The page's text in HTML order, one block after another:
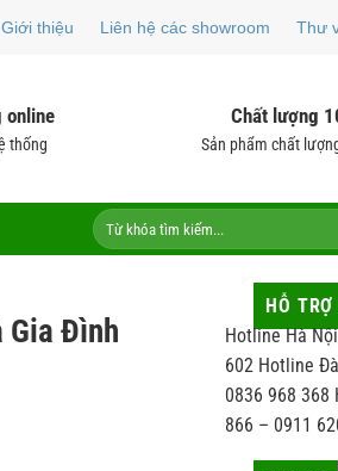
Giới thiệu Liên hệ các showroom Thư
online
thống
Chất lượng
Sản phẩm chất
Tìm
kiếm:
Gia Đình
HỖ
Hotline Hà
602 Hotline
0836 968 368
866 – 0911